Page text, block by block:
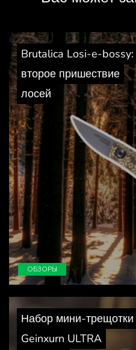
Brutalica Losi-e-bossy:
второе пришествие
лосей
ОБЗОРЫ
Набор мини-трещотки
Geinxurn ULTRA